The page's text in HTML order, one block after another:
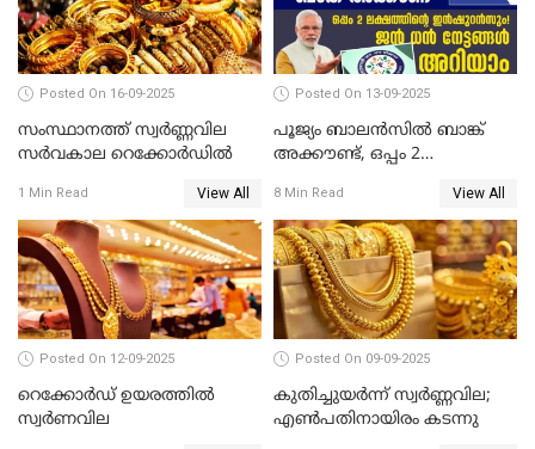
Posted On 16-09-2025
സംസ്ഥാനത്ത് സ്വര്‍ണ്ണവില
സർവകാല റെക്കോർഡിൽ
1 Min Read View All
Posted On 13-09-2025
പൂജ്യം ബാലൻസിൽ ബാങ്ക്
അക്കൗണ്ട്, ഒപ്പം 2
ജൻ ധൻ നേട്ടങ്ങൾ അറിയാം
8 Min Read View All
Posted On 12-09-2025
റെക്കോര്‍ഡ് ഉയരത്തിൽ
സ്വര്‍ണവില
Posted On 09-09-2025
കുതിച്ചുയർന്ന് സ്വർണ്ണവില;
എണ്‍പതിനായിരം കടന്നു